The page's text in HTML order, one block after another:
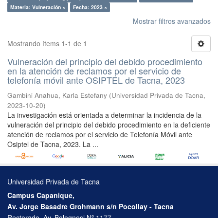
Materia: Vulneración ×
Fecha: 2023 ×
Mostrar filtros avanzados
Mostrando ítems 1-1 de 1
Vulneración del principio del debido procedimiento
en la atención de reclamos por el servicio de
telefonía móvil ante OSIPTEL de Tacna, 2023
Gambini Anahua, Karla Estefany (Universidad Privada de Tacna,
2023-10-20)
La investigación está orientada a determinar la incidencia de la
vulneración del principio del debido procedimiento en la deficiente
atención de reclamos por el servicio de Telefonía Móvil ante
Osiptel de Tacna, 2023. La ...
Universidad Privada de Tacna
Campus Capanique,
Av. Jorge Basadre Grohmann s/n Pocollay - Tacna